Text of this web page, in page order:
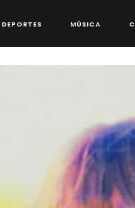
DEPORTES MÚSICA